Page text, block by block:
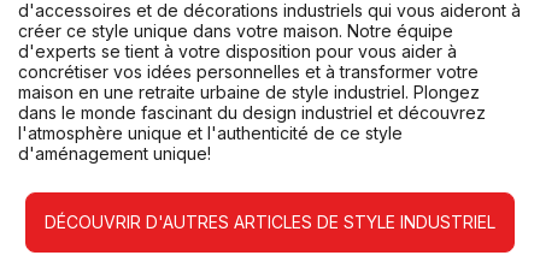
d'accessoires et de décorations industriels qui vous aideront à
créer ce style unique dans votre maison. Notre équipe
d'experts se tient à votre disposition pour vous aider à
concrétiser vos idées personnelles et à transformer votre
maison en une retraite urbaine de style industriel. Plongez
dans le monde fascinant du design industriel et découvrez
l'atmosphère unique et l'authenticité de ce style
d'aménagement unique!
DÉCOUVRIR D'AUTRES ARTICLES DE STYLE INDUSTRIEL